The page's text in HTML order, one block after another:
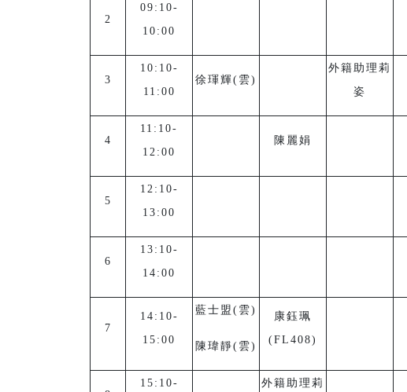
2
09:10-
10:00
3
10:10-
11:00
徐琿輝(雲)
外籍助理莉
姿
4
11:10-
12:00
陳麗娟
5
12:10-
13:00
6
13:10-
14:00
7
14:10-
15:00
藍士盟(雲)
陳瑋靜(雲)
康鈺珮
(FL408)
15:10-
外籍助理莉